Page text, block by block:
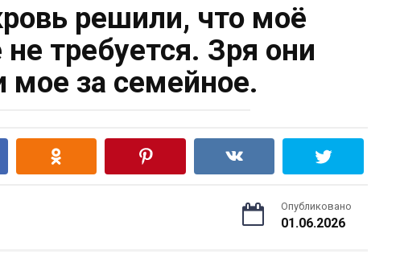
решили, что моё
требуется. Зря они
мое за семейное.
Опубликовано
01.06.2026